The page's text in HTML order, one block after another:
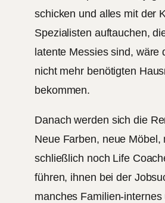
schicken und alles mit der
Spezialisten auftauchen,
latente Messies sind, wäre
nicht mehr benötigten
bekommen.
Danach werden sich die
Neue Farben, neue
schließlich noch Life
führen, ihnen bei der
manches Familien-